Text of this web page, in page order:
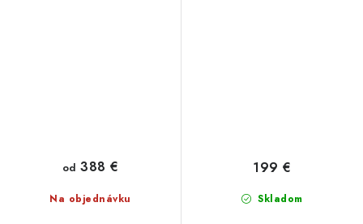
Na objednávku
od 388 €
Skladom
199 €